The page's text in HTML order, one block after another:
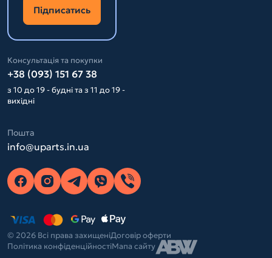
Підписатись
Консультація та покупки
+38 (093) 151 67 38
з 10 до 19 - будні та з 11 до 19 -
вихідні
Пошта
info@uparts.in.ua
© 2026 Всі права захищеніДоговір оферти
Політика конфіденційностіМапа сайту